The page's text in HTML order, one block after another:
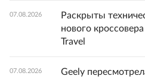
07.08.2026
Раскрыты
нового
Travel
07.08.2026
Geely